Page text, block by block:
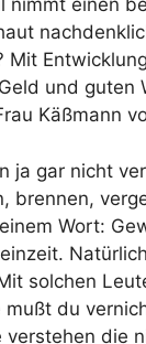
nimmt einen
Mit
und guten
Käßmann
ja gar nicht
brennen,
Wort:
solchen
du
verstehen die